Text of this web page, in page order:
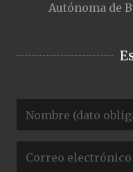
Autónoma de